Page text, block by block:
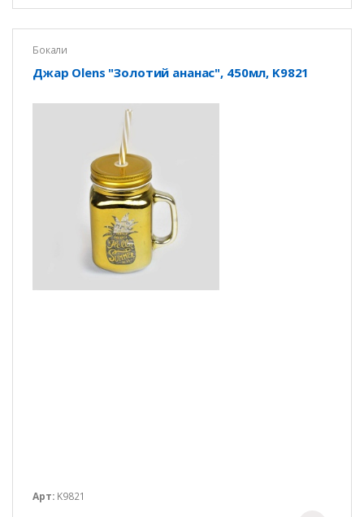
Бокали
Джар Olens "Золотий ананас", 450мл, K9821
Арт: K9821